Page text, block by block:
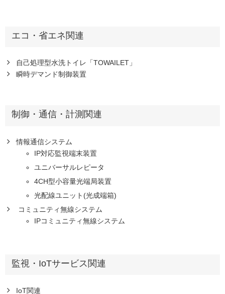
エコ・省エネ関連
自己処理型水洗トイレ「TOWAILET」
瞬時デマンド制御装置
制御・通信・計測関連
情報通信システム
IP対応監視端末装置
ユニバーサルレピータ
4CH型小容量光端局装置
光配線ユニット(光成端箱)
コミュニティ無線システム
IPコミュニティ無線システム
監視・IoTサービス関連
IoT関連